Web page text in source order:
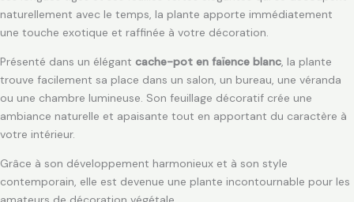
naturellement avec le temps, la plante apporte immédiatement
une touche exotique et raffinée à votre décoration.
Présenté dans un élégant cache-pot en faïence blanc, la plante
trouve facilement sa place dans un salon, un bureau, une véranda
ou une chambre lumineuse. Son feuillage décoratif crée une
ambiance naturelle et apaisante tout en apportant du caractère à
votre intérieur.
Grâce à son développement harmonieux et à son style
contemporain, elle est devenue une plante incontournable pour les